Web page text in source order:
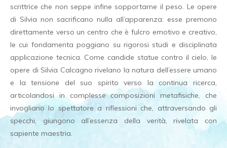
scrittrice che non seppe infine sopportarne il peso. Le opere
di Silvia non sacrificano nulla all’apparenza: esse premono
direttamente verso un centro che è fulcro emotivo e creativo,
le cui fondamenta poggiano su rigorosi studi e disciplinata
applicazione tecnica. Come candide statue contro il cielo, le
opere di Silvia Calcagno rivelano la natura dell’essere umano
e la tensione del suo spirito verso la continua ricerca,
articolandosi in complesse composizioni metafisiche, che
invogliano lo spettatore a riflessioni che, attraversando gli
specchi, giungono all’essenza della verità, rivelata con
sapiente maestria.